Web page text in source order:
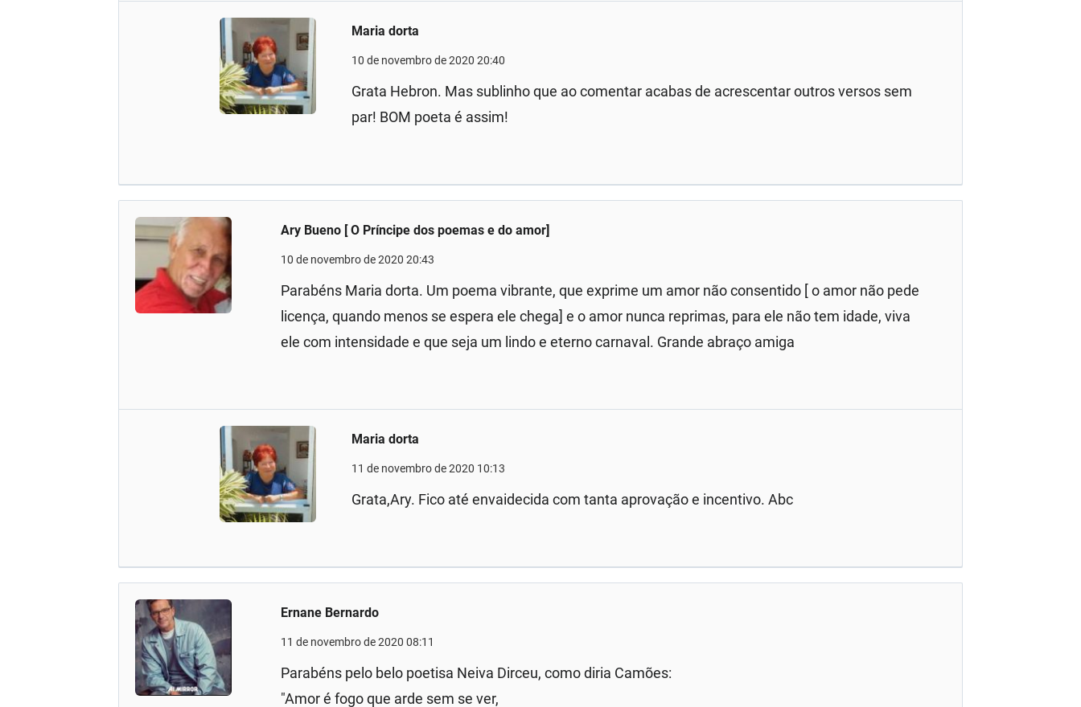
Maria dorta
10 de novembro de 2020 20:40
Grata Hebron. Mas sublinho que ao comentar acabas de acrescentar outros versos sem
par! BOM poeta é assim!
Ary Bueno [ O Príncipe dos poemas e do amor]
10 de novembro de 2020 20:43
Parabéns Maria dorta. Um poema vibrante, que exprime um amor não consentido [ o amor não pede
licença, quando menos se espera ele chega] e o amor nunca reprimas, para ele não tem idade, viva
ele com intensidade e que seja um lindo e eterno carnaval. Grande abraço amiga
Maria dorta
11 de novembro de 2020 10:13
Grata,Ary. Fico até envaidecida com tanta aprovação e incentivo. Abc
Ernane Bernardo
11 de novembro de 2020 08:11
Parabéns pelo belo poetisa Neiva Dirceu, como diria Camões:
"Amor é fogo que arde sem se ver,